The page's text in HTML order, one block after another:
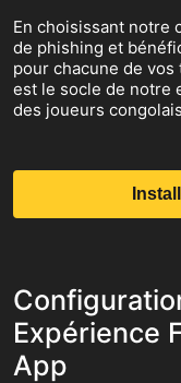
En choisissant notre
de phishing et
pour chacune de
est le socle de notre
des joueurs
Expérience
App